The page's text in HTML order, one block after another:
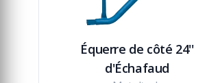
Équerre de côté 24''
d'Échafaud